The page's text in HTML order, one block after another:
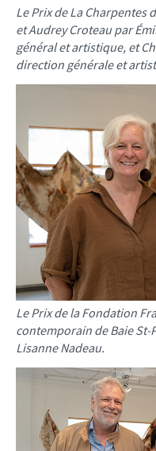
Le Prix de La Charpentes
et Audrey Croteau par
général et artistique, et
direction générale et
Le Prix de la Fondation
contemporain de Baie St-
Lisanne Nadeau.